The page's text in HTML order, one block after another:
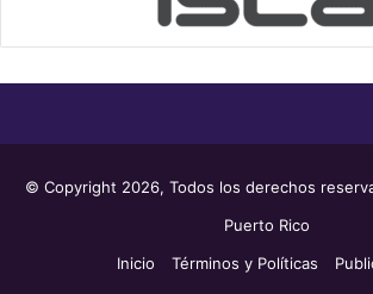
© Copyright 2026, Todos los derechos
Puerto Rico
Inicio
Términos y Políticas